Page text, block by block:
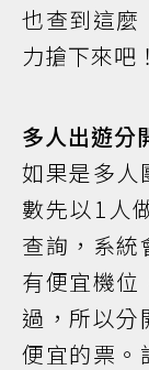
也查到這麼
力搶下來吧！
多人出遊分
如果是多人
數先以1人
查詢，系統
有便宜機位
過，所以分
便宜的票。